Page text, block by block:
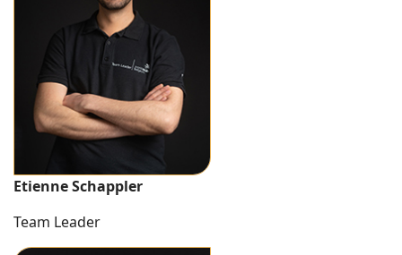
Etienne Schappler
Team Leader